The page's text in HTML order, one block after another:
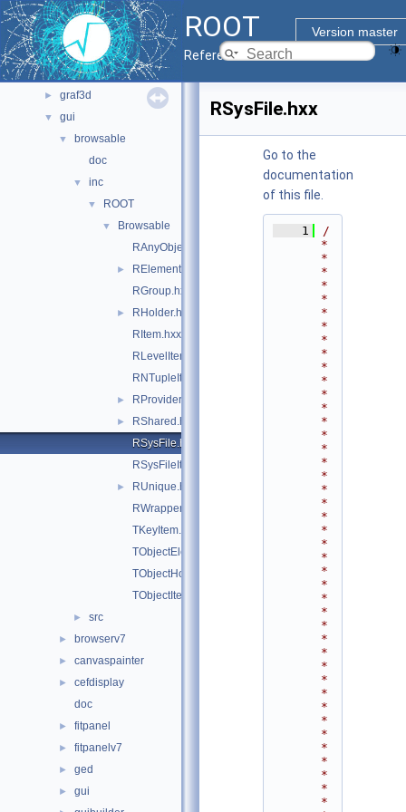
ROOT
Version master
Reference Guide
► core
► documentation
► geom
► graf2d
► graf3d
▼ gui
▼
browsable
doc
▼ inc
▼ ROOT
▼
Browsable
RAnyObjectHolder.hxx
►
RElement.hxx
RGroup.hxx
►
RHolder.hxx
RItem.hxx
RLevelIter.hxx
RNTupleItem.hxx
► RProvider.hxx
►
RShared.hxx
RSysFile.hxx
RSysFileItem.hxx
►
RUnique.hxx
RWrapper.hxx
TKeyItem.hxx
TObjectElement.hxx
TObjectHolder.hxx
TObjectItem.hxx
► src
► browserv7
► canvaspainter
►
cefdisplay
doc
► fitpanel
► fitpanelv7
► ged
► gui
RSysFile.hxx
Go to the
documentation
of this file.
    1
/
*
*
*
*
*
*
*
*
*
*
*
*
*
*
*
*
*
*
*
*
*
*
*
*
*
*
*
*
*
*
*
*
*
*
*
*
*
*
*
*
*
*